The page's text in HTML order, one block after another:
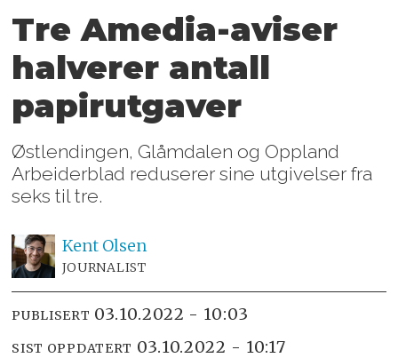
Tre Amedia-aviser
halverer antall
papirutgaver
Østlendingen, Glåmdalen og Oppland
Arbeiderblad reduserer sine utgivelser fra
seks til tre.
Kent Olsen
JOURNALIST
PUBLISERT 03.10.2022 - 10:03
SIST OPPDATERT 03.10.2022 - 10:17